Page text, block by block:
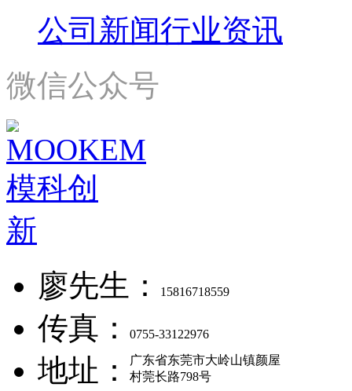
公司新闻行业资讯
微信公众号
廖先生： 15816718559
传真： 0755-33122976
地址：
广东省东莞市大岭山镇颜屋
村莞长路798号